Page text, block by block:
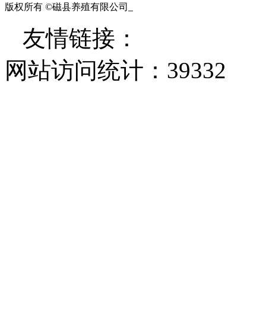
版权所有 ©磁县养殖有限公司
友情链接：
网站访问统计： 39332